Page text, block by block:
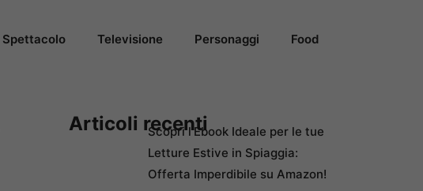
Spettacolo Televisione Personaggi Food
Articoli recentiScopri l’Ebook Ideale per le tue
Letture Estive in Spiaggia:
Offerta Imperdibile su Amazon!